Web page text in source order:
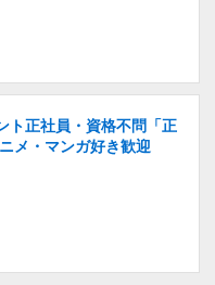
ト正社員・資格不問「正
メ・マンガ好き歓迎